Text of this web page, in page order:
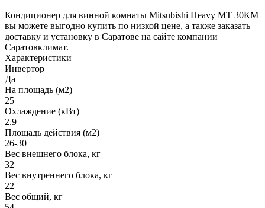
Кондиционер для винной комнаты Mitsubishi Heavy MT 30КM
вы можете выгодно купить по низкой цене, а также заказать
доставку и установку в Саратове на сайте компании
Саратовклимат.
Характеристики
Инвертор
Да
На площадь (м2)
25
Охлаждение (кВт)
2.9
Площадь действия (м2)
26-30
Вес внешнего блока, кг
32
Вес внутреннего блока, кг
22
Вес общий, кг